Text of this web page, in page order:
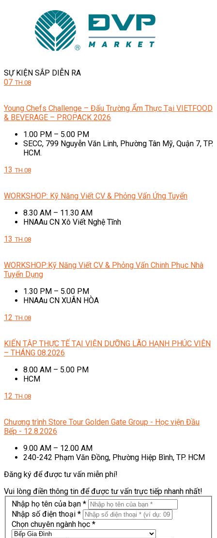
SỰ KIỆN SẮP DIỄN RA
07 TH.08
Young Chefs Challenge – Đấu Trường Ẩm Thực Tại VIETFOOD
& BEVERAGE – PROPACK 2026
1.00 PM – 5.00 PM
SECC, 799 Nguyễn Văn Linh, Phường Tân Mỹ, Quận 7, TP.
HCM.
13 TH.08
WORKSHOP: Kỹ Năng Viết CV & Phỏng Vấn Ứng Tuyển
8.30 AM – 11.30 AM
HNAAu CN Xô Viết Nghệ Tĩnh
13 TH.08
WORKSHOP:Kỹ Năng Viết CV & Phỏng Vấn Chinh Phục Nhà
Tuyển Dụng
1.30 PM – 5.00 PM
HNAAu CN XUÂN HÒA
12 TH.08
KIẾN TẬP THỰC TẾ TẠI VIỆN DƯỠNG LÃO HẠNH PHÚC VIÊN
– THÁNG 08.2026
8.00 AM – 5.00 PM
HCM
12 TH.08
Chương trình Store Tour Golden Gate Group - Học viện Đầu
Bếp - 12.8.2026
9.00 AM – 12.00 AM
240-242 Phạm Văn Đồng, Phường Hiệp Bình, TP. HCM
Đăng ký để được tư vấn miễn phí!
Vui lòng điền thông tin để được tư vấn trực tiếp nhanh nhất!
Nhập họ tên của bạn *
Nhập số điện thoại *
Chọn chuyên ngành học *